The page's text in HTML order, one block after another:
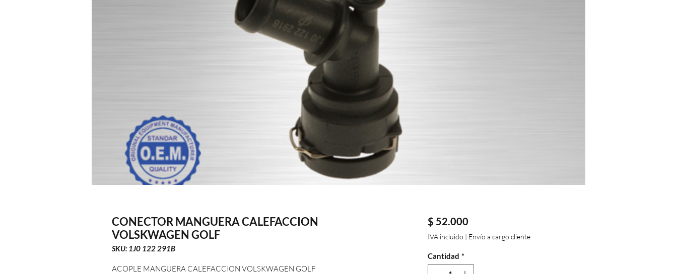
CONECTOR MANGUERA CALEFACCION
VOLSKWAGEN GOLF
SKU: 1J0 122 291B
ACOPLE MANGUERA CALEFACCION VOLSKWAGEN GOLF
$ 52.000Precio
IVA incluido | Envío a cargo cliente
Cantidad *